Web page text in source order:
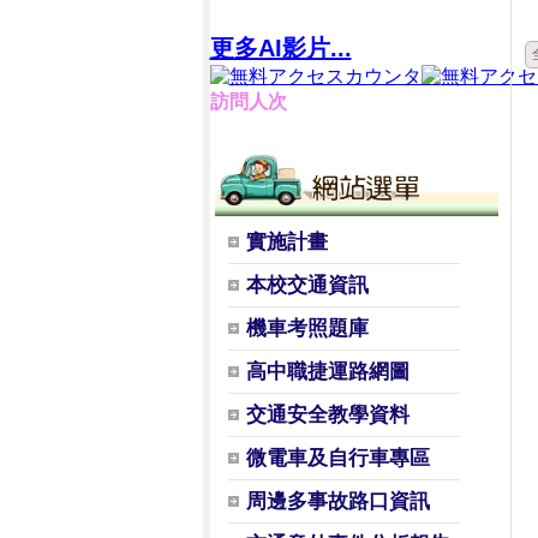
更多AI影片...
訪問人次
實施計畫
本校交通資訊
機車考照題庫
高中職捷運路網圖
交通安全教學資料
微電車及自行車專區
周邊多事故路口資訊